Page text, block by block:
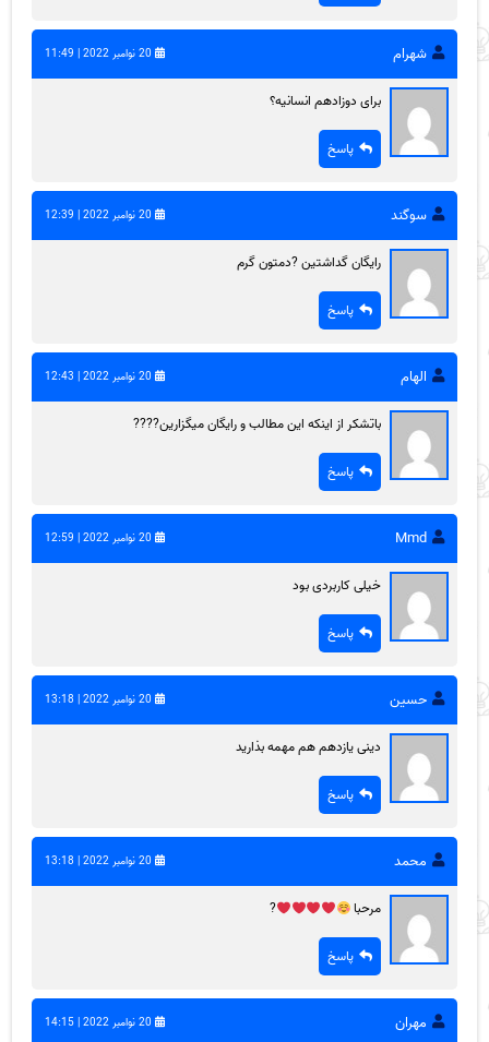
شهرام 20 نوامبر 2022 | 11:49
برای دوزادهم انسانیه؟
پاسخ
سوگند 20 نوامبر 2022 | 12:39
رایگان گداشتین ?دمتون گرم
پاسخ
الهام 20 نوامبر 2022 | 12:43
باتشکر از اینکه این مطالب و رایگان میگزارین????
پاسخ
Mmd 20 نوامبر 2022 | 12:59
خیلی کاربردی بود
پاسخ
حسین 20 نوامبر 2022 | 13:18
دینی یازدهم هم مهمه بذارید
پاسخ
محمد 20 نوامبر 2022 | 13:18
مرحبا ?
پاسخ
مهران 20 نوامبر 2022 | 14:15